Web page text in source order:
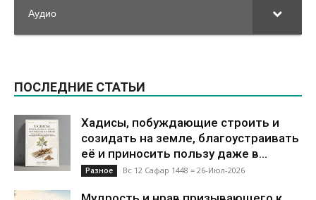
Аудио
ПОСЛЕДНИЕ СТАТЬИ
Хадисы, побуждающие строить и
созидать на земле, благоустраивать
её и приносить пользу даже в...
Разное Вс 12 Сафар 1448 = 26-Июл-2026